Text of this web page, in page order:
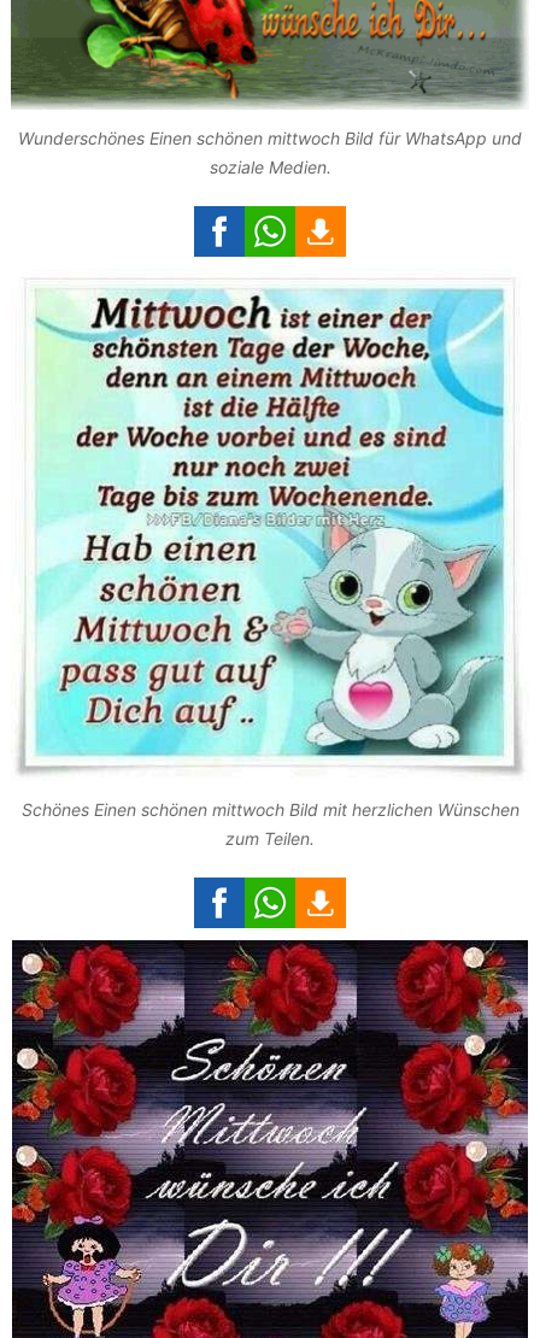
Wunderschönes Einen schönen mittwoch Bild für WhatsApp und
soziale Medien.
Schönes Einen schönen mittwoch Bild mit herzlichen Wünschen
zum Teilen.